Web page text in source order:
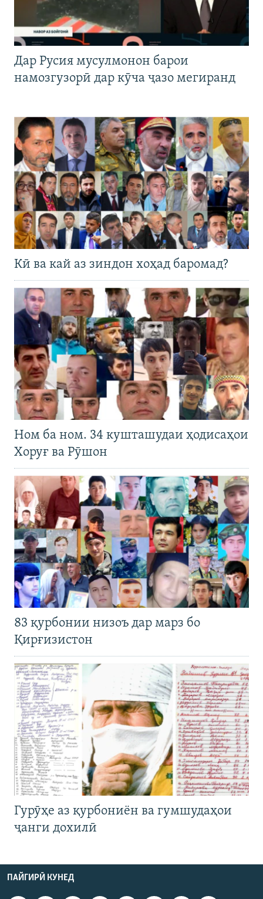
Дар Русия мусулмонон барои
намозгузорӣ дар кӯча ҷазо мегиранд
Кӣ ва кай аз зиндон хоҳад баромад?
Ном ба ном. 34 кушташудаи ҳодисаҳои
Хоруғ ва Рӯшон
83 қурбонии низоъ дар марз бо
Қирғизистон
Гурӯҳе аз қурбониён ва гумшудаҳои
ҷанги дохилӣ
ПАЙГИРӢ КУНЕД